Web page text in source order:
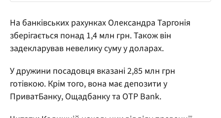
На банківських рахунках Олександра Таргонія
зберігається понад 1,4 млн грн. Також він
задекларував невелику суму у доларах.
У дружини посадовця вказані 2,85 млн грн
готівкою. Крім того, вона має депозити у
ПриватБанку, Ощадбанку та OTP Bank.